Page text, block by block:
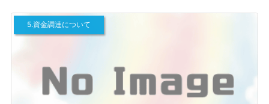
5.資金調達について